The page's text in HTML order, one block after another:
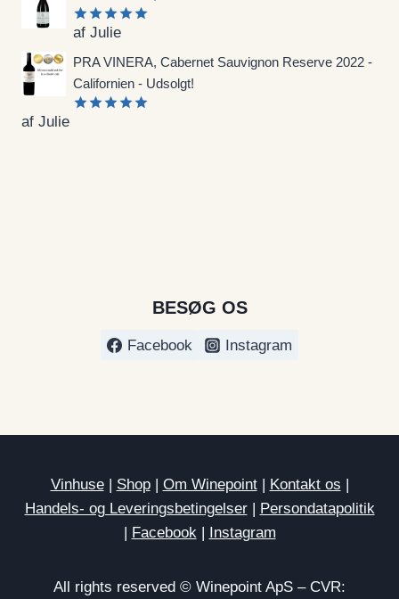
Vurderet
af Julie
PRA VINERA, Cabernet Sauvignon Reserve 2022 -
Californien - Udsolgt!
af Julie
BESØG OS
Facebook Instagram
Vinhuse| Shop| Om Winepoint| Kontakt os |
Handels- og Leveringsbetingelser| Persondatapolitik
| Facebook| Instagram
All rights reserved © Winepoint ApS – CVR: